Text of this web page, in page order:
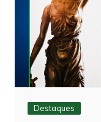
Destaques